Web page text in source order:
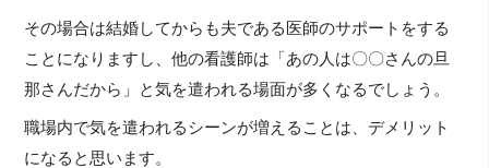
その場合は結婚してからも夫である医師のサポートをする
ことになりますし、他の看護師は「あの人は〇〇さんの旦
那さんだから」と気を遣われる場面が多くなるでしょう。
職場内で気を遣われるシーンが増えることは、デメリット
になると思います。